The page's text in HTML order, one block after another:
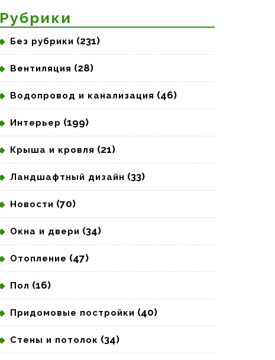
Рубрики
Без рубрики (231)
Вентиляция (28)
Водопровод и канализация (46)
Интерьер (199)
Крыша и кровля (21)
Ландшафтный дизайн (33)
Новости (70)
Окна и двери (34)
Отопление (47)
Пол (16)
Придомовые постройки (40)
Стены и потолок (34)